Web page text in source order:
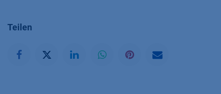
Teilen